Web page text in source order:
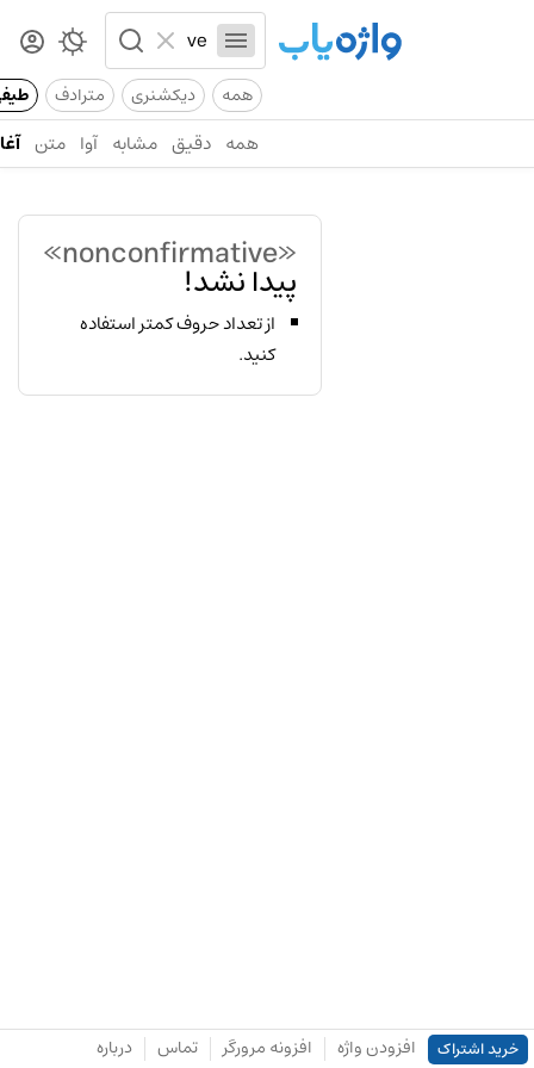
همه دیکشنری مترادف
همه دقیق مشابه آوا متن
«nonconfirmative»
پیدا نشد!
از تعداد حروف کمتر استفاده
کنید.
خرید اشتراک افزودن واژه افزونه مرورگر تماس درباره